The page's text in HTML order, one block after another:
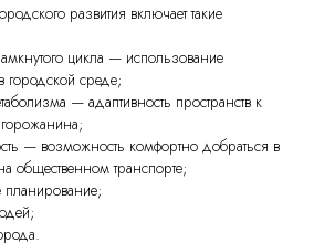
развития включает такие
цикла — использование
городской среде;
— адаптивность пространств к
— возможность комфортно добраться в
общественном транспорте;
планирование;